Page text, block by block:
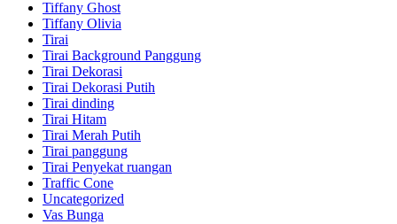
Tiffany Ghost
Tiffany Olivia
Tirai
Tirai Background Panggung
Tirai Dekorasi
Tirai Dekorasi Putih
Tirai dinding
Tirai Hitam
Tirai Merah Putih
Tirai panggung
Tirai Penyekat ruangan
Traffic Cone
Uncategorized
Vas Bunga